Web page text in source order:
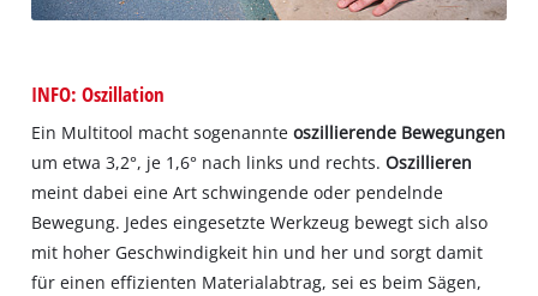
INFO: Oszillation
Ein Multitool macht sogenannteoszillierende Bewegungen
um etwa 3,2°, je 1,6° nach links und rechts.Oszillieren
meint dabei eine Art schwingende oder pendelnde
Bewegung. Jedes eingesetzte Werkzeug bewegt sich also
mit hoher Geschwindigkeit hin und her und sorgt damit
für einen effizienten Materialabtrag, sei es beim Sägen,